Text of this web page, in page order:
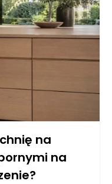
na
na